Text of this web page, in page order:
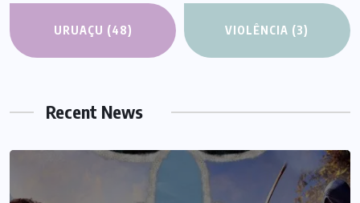
URUAÇU (48) VIOLÊNCIA (3)
Recent News